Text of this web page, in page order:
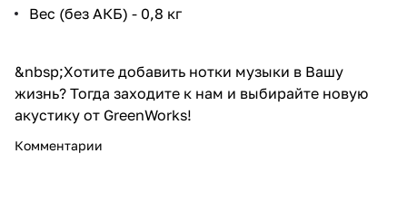
Вес (без АКБ) - 0,8 кг
&nbsp;Хотите добавить нотки музыки в Вашу
жизнь? Тогда заходите к нам и выбирайте новую
акустику от GreenWorks!
Комментарии